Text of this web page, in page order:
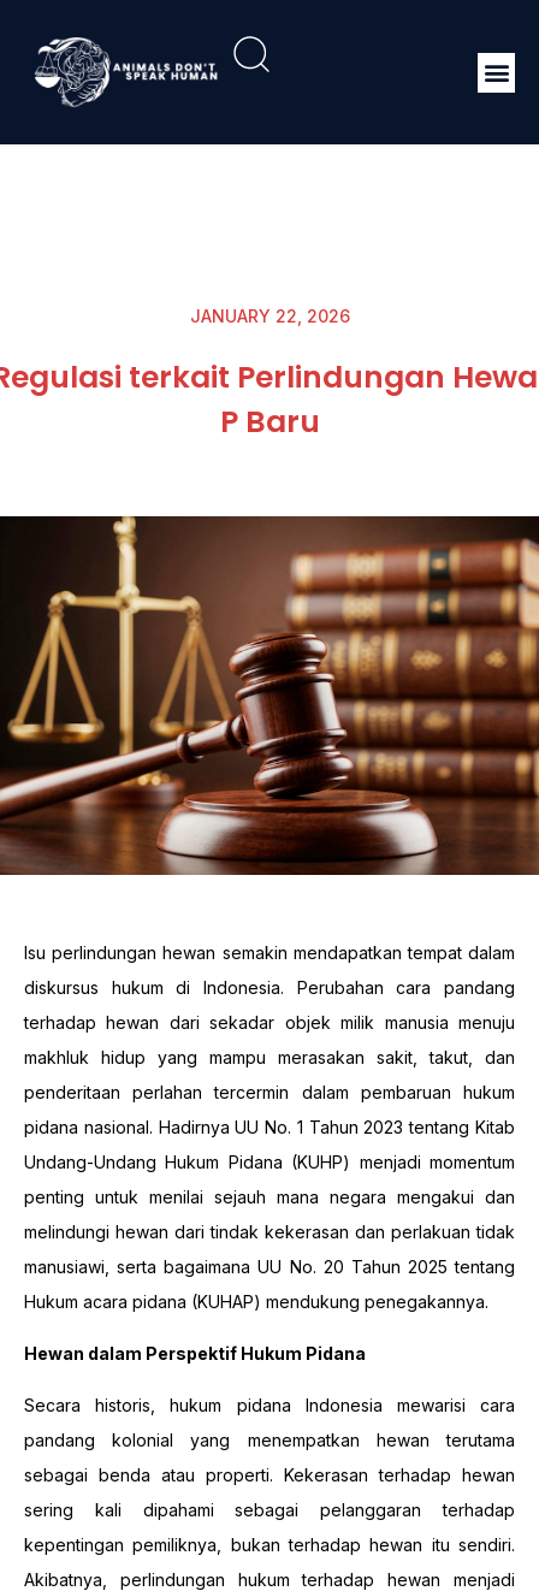
JANUARY 22, 2026
terkait Perlindungan
P Baru
Isu perlindungan hewan semakin mendapatkan tempat dalam
diskursus hukum di Indonesia. Perubahan cara pandang
terhadap hewan dari sekadar objek milik manusia menuju
makhluk hidup yang mampu merasakan sakit, takut, dan
penderitaan perlahan tercermin dalam pembaruan hukum
pidana nasional. Hadirnya UU No. 1 Tahun 2023 tentang Kitab
Undang-Undang Hukum Pidana (KUHP) menjadi momentum
penting untuk menilai sejauh mana negara mengakui dan
melindungi hewan dari tindak kekerasan dan perlakuan tidak
manusiawi, serta bagaimana UU No. 20 Tahun 2025 tentang
Hukum acara pidana (KUHAP) mendukung penegakannya.
Hewan dalam Perspektif Hukum Pidana
Secara historis, hukum pidana Indonesia mewarisi cara
pandang kolonial yang menempatkan hewan terutama
sebagai benda atau properti. Kekerasan terhadap hewan
sering kali dipahami sebagai pelanggaran terhadap
kepentingan pemiliknya, bukan terhadap hewan itu sendiri.
Akibatnya, perlindungan hukum terhadap hewan menjadi